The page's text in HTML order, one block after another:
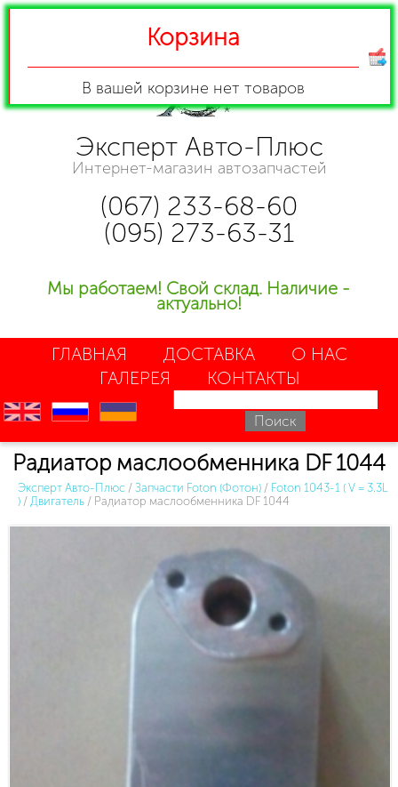
Эксперт Авто-Плюс
Интернет-магазин автозапчастей
(067) 233-68-60
(095) 273-63-31
Мы работаем! Свой склад. Наличие -
актуально!
ГЛАВНАЯ ДОСТАВКА
О НАС
ГАЛЕРЕЯ
КОНТАКТЫ
en ru uk
Радиатор маслообменника DF 1044
Эксперт Авто-Плюс / Запчасти Foton (Фотон) / Foton 1043-1 ( V = 3.3L
) / Двигатель / Радиатор маслообменника DF 1044
Корзина
В вашей корзине нет товаров